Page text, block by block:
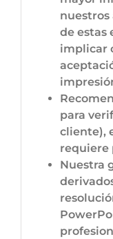
nuestros
de estas
implicar
para
cliente),
requiere
Nuestra